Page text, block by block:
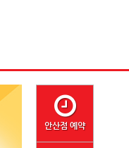
안산점 예약